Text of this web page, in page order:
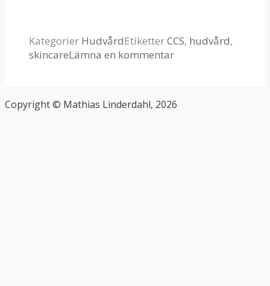
Kategorier HudvårdEtiketterCCS, hudvård,
skincareLämna en kommentar
Copyright © Mathias Linderdahl, 2026